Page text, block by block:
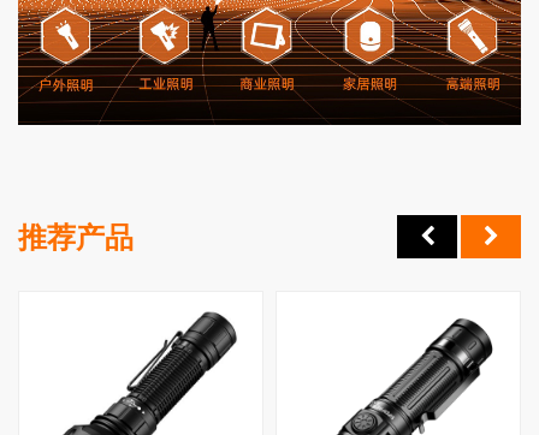
推荐产品